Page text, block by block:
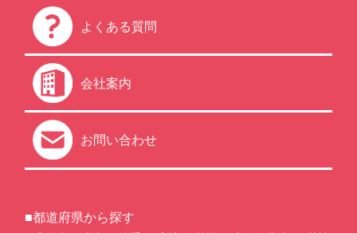
よくある質問
会社案内
お問い合わせ
■都道府県から探す